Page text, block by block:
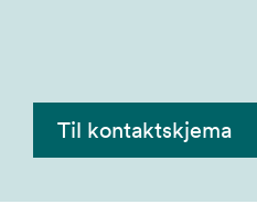
Til kontaktskjema